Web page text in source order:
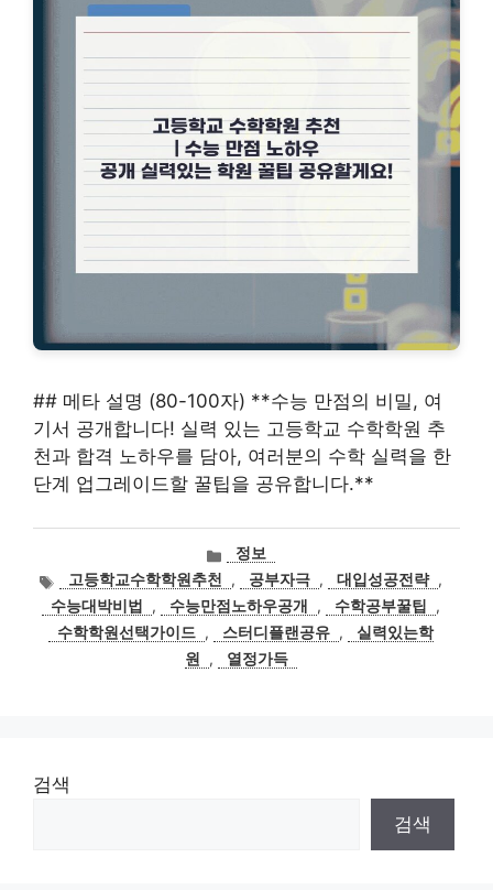
## 메타 설명 (80-100자) **수능 만점의 비밀, 여
기서 공개합니다! 실력 있는 고등학교 수학학원 추
천과 합격 노하우를 담아, 여러분의 수학 실력을 한
단계 업그레이드할 꿀팁을 공유합니다.**
카
고
리
정보
태
그
고등학교수학학원추천 , 공부자극 , 대입성공전략 ,
수능대박비법
, 수능만점노하우공개 , 수학공부꿀팁
,
수학학원선택가이드 , 스터디플랜공유 ,
실력있는학
원
, 열정가득
검색
검색